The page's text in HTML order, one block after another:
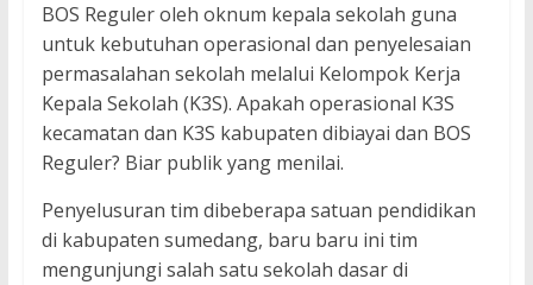
BOS Reguler oleh oknum kepala sekolah guna
untuk kebutuhan operasional dan penyelesaian
permasalahan sekolah melalui Kelompok Kerja
Kepala Sekolah (K3S). Apakah operasional K3S
kecamatan dan K3S kabupaten dibiayai dan BOS
Reguler? Biar publik yang menilai.
Penyelusuran tim dibeberapa satuan pendidikan
di kabupaten sumedang, baru baru ini tim
mengunjungi salah satu sekolah dasar di